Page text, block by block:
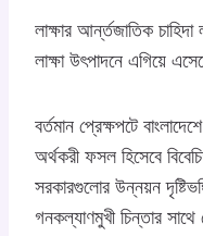
লাক্ষার আর্ন্তজাতিক
লাক্ষা উৎপাদনে এগিয়ে
বর্তমান প্রেক্ষপটে
অর্থকরী ফসল হিসেবে
সরকারগুলোর উন্নয়ন
গনকল্যাণমুখী চিন্তার